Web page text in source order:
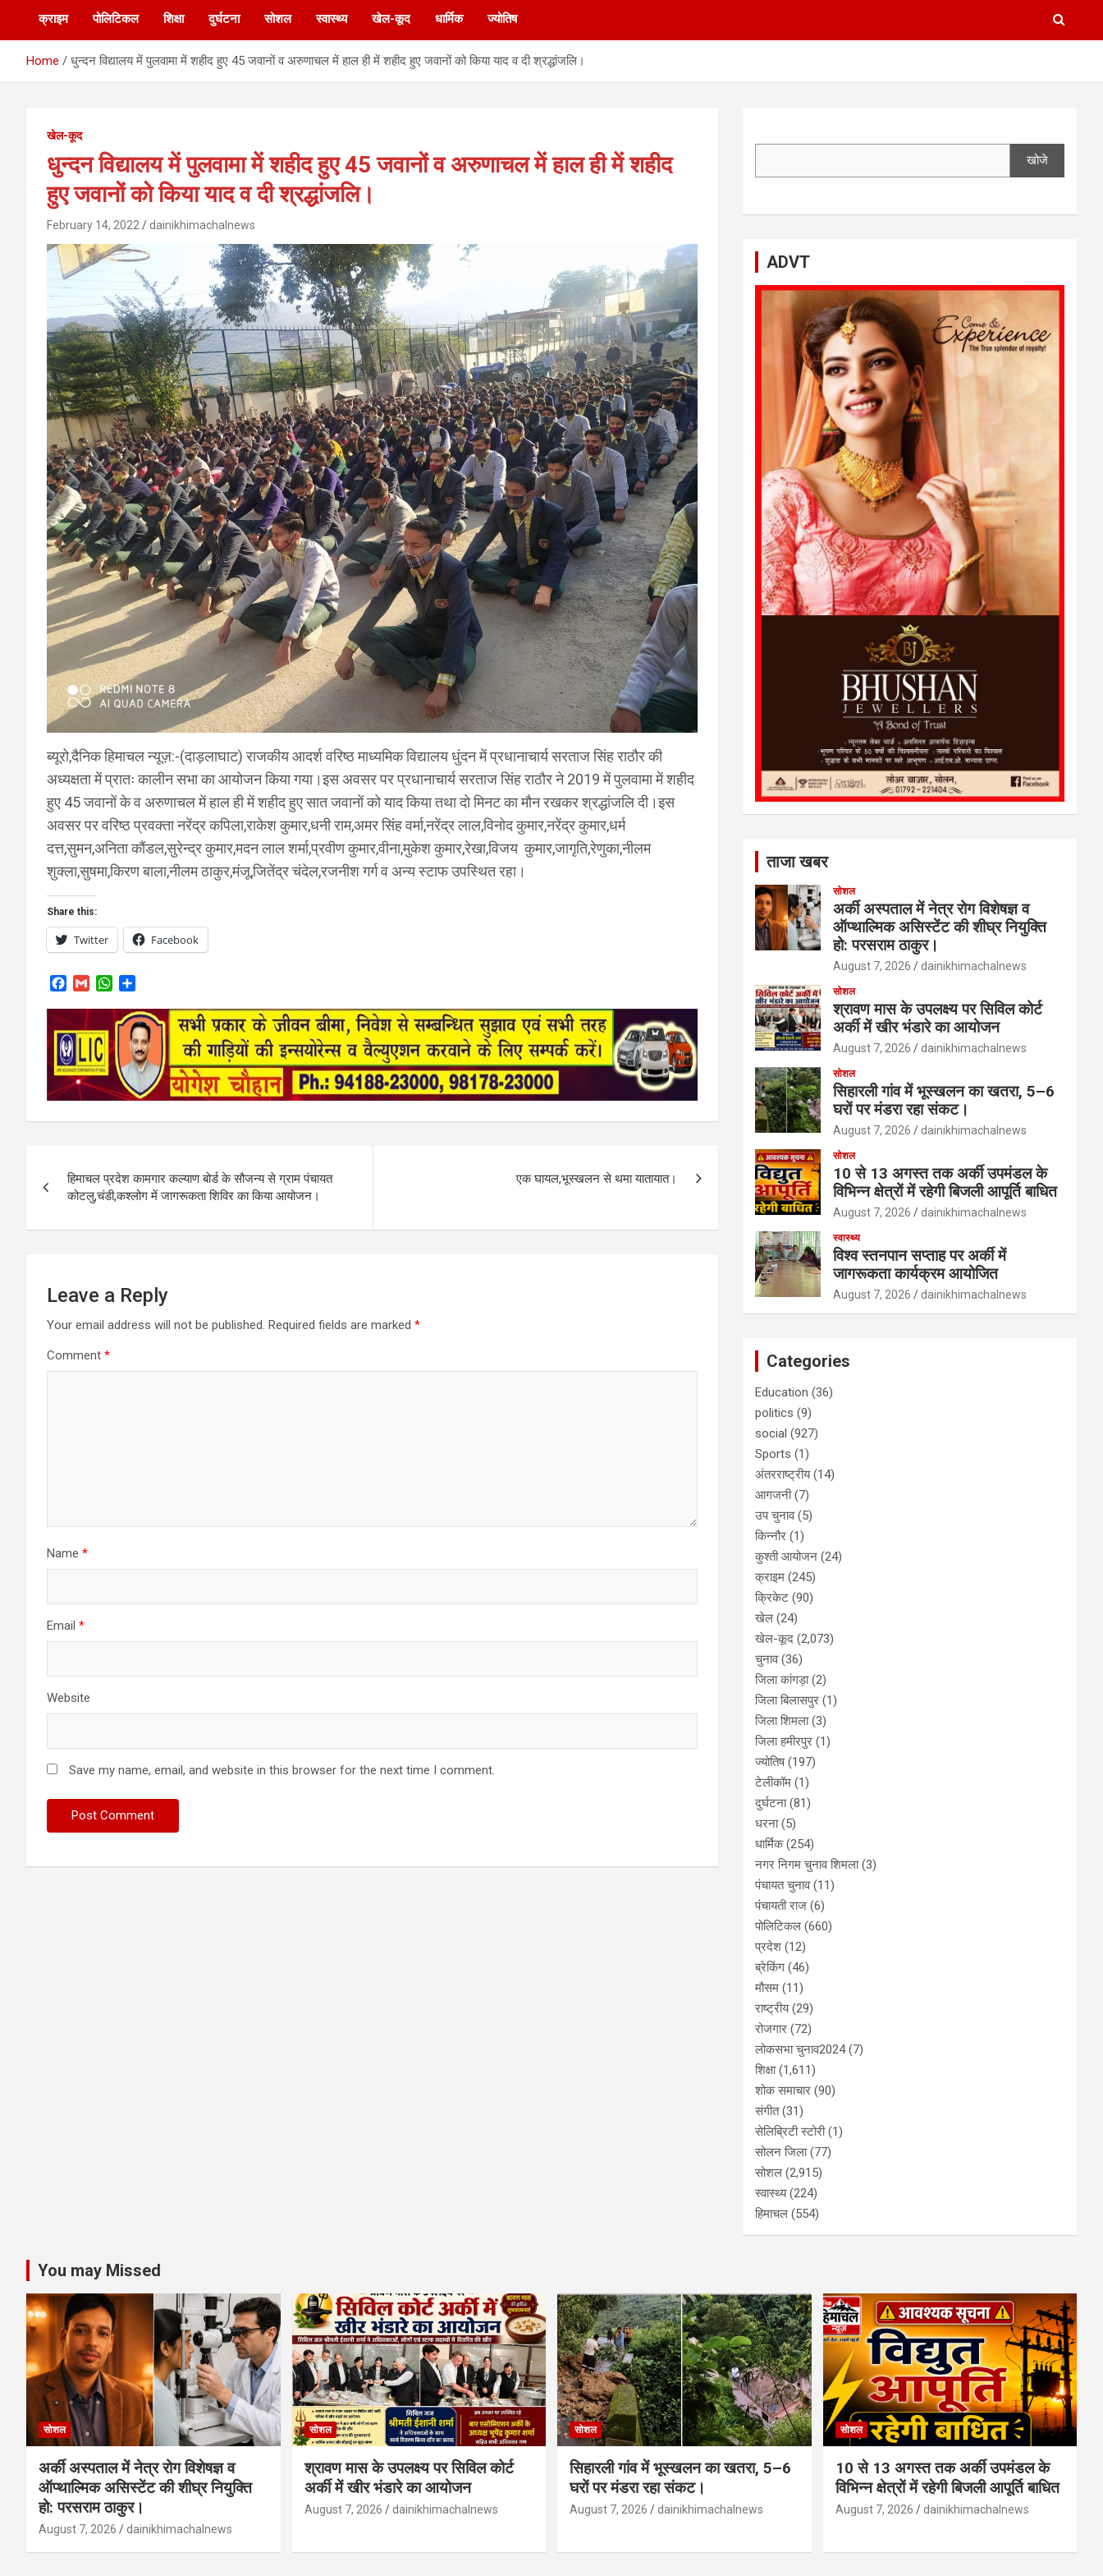
क्राइम पोलिटिकल शिक्षा दुर्घटना सोशल स्वास्थ्य खेल-कूद धार्मिक ज्योतिष
Home धुन्दन विद्यालय में पुलवामा में शहीद हुए 45 जवानों व अरुणाचल में हाल ही में शहीद हुए जवानों को किया याद व दी श्रद्धांजलि।
खेल-कूद
धुन्दन विद्यालय में पुलवामा में शहीद हुए 45 जवानों व अरुणाचल में हाल ही में शहीद
हुए जवानों को किया याद व दी श्रद्धांजलि।
February 14, 2022 dainikhimachalnews
ब्यूरो,दैनिक हिमाचल न्यूज़:-(दाड़लाघाट) राजकीय आदर्श वरिष्ठ माध्यमिक विद्यालय धुंदन में प्रधानाचार्य सरताज सिंह राठौर की
अध्यक्षता में प्रातः कालीन सभा का आयोजन किया गया।इस अवसर पर प्रधानाचार्य सरताज सिंह राठौर ने 2019 में पुलवामा में शहीद
हुए 45 जवानों के व अरुणाचल में हाल ही में शहीद हुए सात जवानों को याद किया तथा दो मिनट का मौन रखकर श्रद्धांजलि दी।इस
अवसर पर वरिष्ठ प्रवक्ता नरेंद्र कपिला,राकेश कुमार,धनी राम,अमर सिंह वर्मा,नरेंद्र लाल,विनोद कुमार,नरेंद्र कुमार,धर्म
दत्त,सुमन,अनिता कौंडल,सुरेन्द्र कुमार,मदन लाल शर्मा,प्रवीण कुमार,वीना,मुकेश कुमार,रेखा,विजय कुमार,जागृति,रेणुका,नीलम
शुक्ला,सुषमा,किरण बाला,नीलम ठाकुर,मंजू,जितेंद्र चंदेल,रजनीश गर्ग व अन्य स्टाफ उपस्थित रहा।
Share this:
Twitter Facebook
e
b
o
o
k
i
W
a
s
A
p
p
a
r
e
navigation
हिमाचल प्रदेश कामगार कल्याण बोर्ड के सौजन्य से ग्राम पंचायत
कोटलु,चंडी,कश्लोग में जागरूकता शिविर का किया आयोजन।
एक घायल,भूस्खलन से थमा यातायात।
Leave a Reply
Your email address will not be published. Required fields are marked *
Comment *
Name *
Email *
Website
Save my name, email, and website in this browser for the next time I comment.
खोजे
ADVT
ताजा खबर
सोशल
अर्की अस्पताल में नेत्र रोग विशेषज्ञ व
ऑप्थाल्मिक असिस्टेंट की शीघ्र नियुक्ति
हो: परसराम ठाकुर।
August 7, 2026 dainikhimachalnews
सोशल
श्रावण मास के उपलक्ष्य पर सिविल कोर्ट
अर्की में खीर भंडारे का आयोजन
August 7, 2026 dainikhimachalnews
सोशल
सिहारली गांव में भूस्खलन का खतरा, 5–6
घरों पर मंडरा रहा संकट।
August 7, 2026 dainikhimachalnews
सोशल
10 से 13 अगस्त तक अर्की उपमंडल के
विभिन्न क्षेत्रों में रहेगी बिजली आपूर्ति बाधित
August 7, 2026 dainikhimachalnews
स्वास्थ्य
विश्व स्तनपान सप्ताह पर अर्की में
जागरूकता कार्यक्रम आयोजित
August 7, 2026 dainikhimachalnews
Categories
Education (36)
politics (9)
social (927)
Sports (1)
अंतरराष्ट्रीय(14)
आगजनी(7)
उप चुनाव(5)
किन्नौर (1)
कुश्ती आयोजन (24)
क्राइम (245)
क्रिकेट (90)
खेल (24)
खेल-कूद (2,073)
चुनाव(36)
जिला कांगड़ा(2)
जिला बिलासपुर (1)
जिला शिमला(3)
जिला हमीरपुर (1)
ज्योतिष(197)
टेलीकॉम (1)
दुर्घटना(81)
धरना(5)
धार्मिक(254)
नगर निगम चुनाव शिमला(3)
पंचायत चुनाव(11)
पंचायती राज (6)
पोलिटिकल (660)
प्रदेश (12)
ब्रेकिंग (46)
मौसम (11)
राष्ट्रीय(29)
रोजगार (72)
लोकसभा चुनाव2024(7)
शिक्षा(1,611)
शोक समाचार (90)
संगीत(31)
सेलिब्रिटी स्टोरी(1)
सोलन जिला(77)
सोशल (2,915)
स्वास्थ्य(224)
हिमाचल (554)
You may Missed
सोशल
अर्की अस्पताल में नेत्र रोग विशेषज्ञ व
ऑप्थाल्मिक असिस्टेंट की शीघ्र नियुक्ति
हो: परसराम ठाकुर।
August 7, 2026 dainikhimachalnews
सोशल
श्रावण मास के उपलक्ष्य पर सिविल कोर्ट
अर्की में खीर भंडारे का आयोजन
August 7, 2026 dainikhimachalnews
सोशल
सिहारली गांव में भूस्खलन का खतरा, 5–6
घरों पर मंडरा रहा संकट।
August 7, 2026 dainikhimachalnews
सोशल
10 से 13 अगस्त तक अर्की उपमंडल के
विभिन्न क्षेत्रों में रहेगी बिजली आपूर्ति बाधित
August 7, 2026 dainikhimachalnews